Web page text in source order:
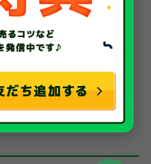
がつくこともありま
需要と「CVT